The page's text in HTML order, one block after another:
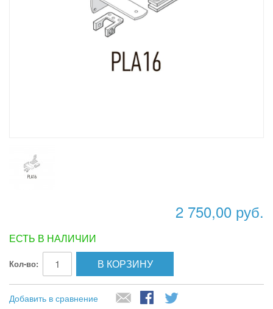
2 750,00 руб.
ЕСТЬ В НАЛИЧИИ
Кол-во: В КОРЗИНУ
Добавить в сравнение